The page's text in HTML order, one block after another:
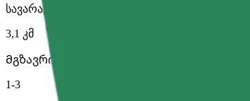
სავარაუდო მანძილი
3,1 კმ
Მგზავრი
1-3